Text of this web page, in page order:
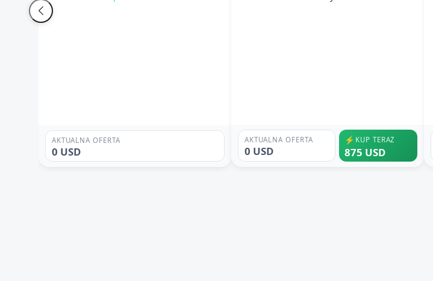
AKTUALNA OFERTA
0 USD
AKTUALNA OFERTA
0 USD
⚡ KUP TERAZ
875 USD